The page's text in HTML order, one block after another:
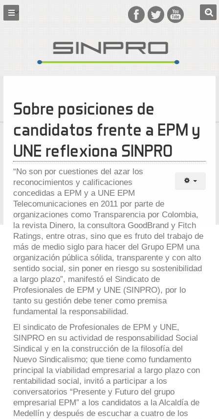
Sobre posiciones de
candidatos frente a EPM y
UNE reflexiona SINPRO
“No son por cuestiones del azar los
reconocimientos y calificaciones
concedidas a EPM y a UNE EPM
Telecomunicaciones en 2011 por parte de
organizaciones como Transparencia por Colombia,
la revista Dinero, la consultora GoodBrand y Fitch
Ratings, entre otras, sino que es fruto del trabajo de
más de medio siglo para hacer del Grupo EPM una
organización pública sólida, transparente y con alto
sentido social, sin poner en riesgo su sostenibilidad
a largo plazo”, manifestó el Sindicato de
Profesionales de EPM y UNE (SINPRO), por lo
tanto su gestión debe tener como premisa
fundamental la responsabilidad.
El sindicato de Profesionales de EPM y UNE,
SINPRO en su actividad de responsabilidad Social
Sindical y en la construcción de la filosofía del
Nuevo Sindicalismo; que tiene como fundamento
principal la viabilidad empresarial a largo plazo con
rentabilidad social, invitó a participar a los
conversatorios “Presente y Futuro del grupo
empresarial EPM” a los candidatos a la Alcaldía de
Medellín y después de escuchar a cuatro de los